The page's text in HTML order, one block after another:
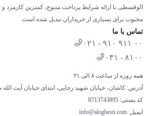
تماس با ما
۰۲۱ - ۹۱۰ ۹۱۱ ۰۰
۰۳۱ - ۸۱۰۰
همه روزه از ساعت ۸ الی ۲۱
آدرس: کاشان، خیابان شهید رجایی، ابتدای خیابان آیت الله
کد پستی: 8713743895
ایمیل: info@aloghesti.com
الوقسطی با ارائه شرایط پرداخت متنوع، کمترین کارمزد و
محبوب برای بسیاری از خریداران تبدیل شده است.